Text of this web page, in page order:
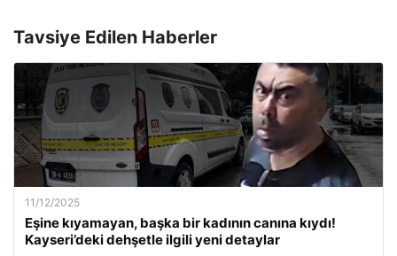
Tavsiye Edilen Haberler
11/12/2025
Eşine kıyamayan, başka bir kadının canına kıydı!
Kayseri’deki dehşetle ilgili yeni detaylar